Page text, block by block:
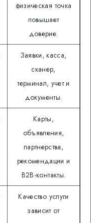
физическая точка
повышает
доверие.
Заявки, касса,
сканер,
терминал, учет и
документы.
Карты,
объявления,
партнерства,
рекомендации и
B2B-контакты.
Качество услуги
зависит от